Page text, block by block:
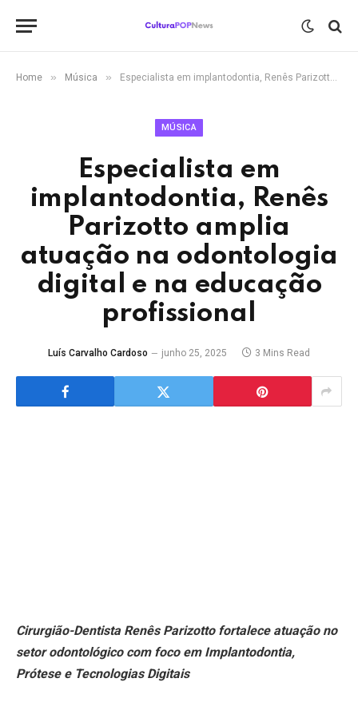
Home » Música » Especialista em implantodontia, Renês Parizotto amplia atuação na odontologia digital e na educação profissional
MÚSICA
Especialista em
implantodontia, Renês
Parizotto amplia
atuação na odontologia
digital e na educação
profissional
Luís Carvalho Cardoso junho 25, 2025 3 Mins Read
Cirurgião-Dentista Renês Parizotto fortalece atuação no
setor odontológico com foco em Implantodontia,
Prótese e Tecnologias Digitais